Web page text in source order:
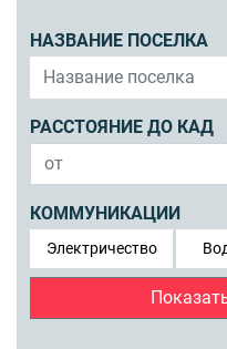
НАЗВАНИЕ ПОСЕЛКА
РАССТОЯНИЕ ДО КАД
КОММУНИКАЦИИ
Электричество